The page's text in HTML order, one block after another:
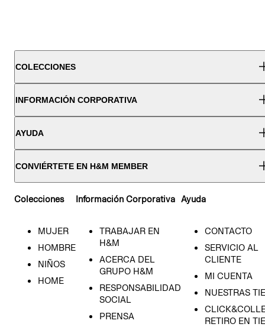
COLECCIONES
INFORMACIÓN CORPORATIVA
AYUDA
CONVIÉRTETE EN H&M MEMBER
Colecciones
MUJER
HOMBRE
NIÑOS
HOME
Información Corporativa
TRABAJAR EN
H&M
ACERCA DEL
GRUPO H&M
RESPONSABILIDAD
SOCIAL
PRENSA
Ayuda
CONTACTO
SERVICIO AL
CLIENTE
MI CUENTA
NUESTRAS
RETIRO EN